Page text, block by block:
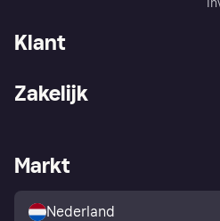
Klant
Winkeloverzicht
Kopersbescherming voor
consumenten
Zakelijk
Zakelijke login
Markt
Nederland